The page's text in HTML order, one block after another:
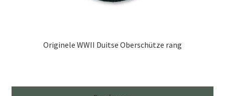
Originele WWII Duitse Oberschütze rang